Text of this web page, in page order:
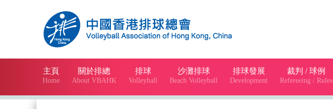
主頁
Home
關於排總
About VBAHK
排球
Volleyball
沙灘排球
Beach Volleyball
排球發展
Development
裁判 / 球例
Refereeing / Rules